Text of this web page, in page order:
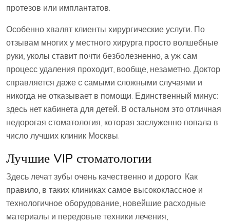
протезов или имплантатов.
Особенно хвалят клиенты хирургические услуги. По
отзывам многих у местного хирурга просто волшебные
руки, уколы ставит почти безболезненно, а уж сам
процесс удаления проходит, вообще, незаметно. Доктор
справляется даже с самыми сложными случаями и
никогда не отказывает в помощи. Единственный минус:
здесь нет кабинета для детей. В остальном это отличная
недорогая стоматология, которая заслуженно попала в
число лучших клиник Москвы.
Лучшие VIP стоматологии
Здесь лечат зубы очень качественно и дорого. Как
правило, в таких клиниках самое высококлассное и
технологичное оборудование, новейшие расходные
материалы и передовые техники лечения,